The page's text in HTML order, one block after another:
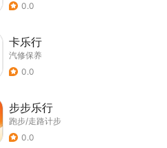
0.0
卡乐行
汽修保养
0.0
步步乐行
跑步/走路计步
0.0